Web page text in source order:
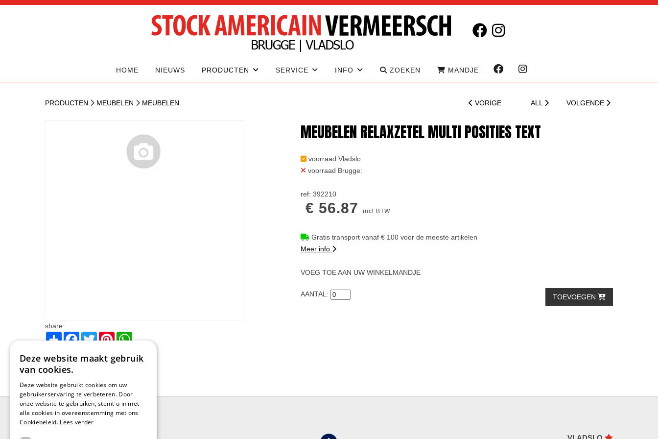
HOME NIEUWS PRODUCTEN SERVICE INFO ZOEKEN MANDJE
PRODUCTEN MEUBELEN MEUBELEN VORIGE ALL VOLGENDE
share:
Share Facebook
TwitterPinterest
MEUBELEN RELAXZETEL MULTI POSITIES TEXT
voorraad Vladslo
voorraad Brugge:
ref: 392210
€ 56.87 incl BTW
Gratis transport vanaf € 100 voor de meeste artikelen
Meer info
VOEG TOE AAN UW WINKELMANDJE
AANTAL: TOEVOEGEN
Deze website maakt gebruik
van cookies.
Deze website gebruikt cookies om uw
gebruikerservaring te verbeteren. Door
onze website te gebruiken, stemt u in met
alle cookies in overeenstemming met ons
Cookiebeleid. Lees verder